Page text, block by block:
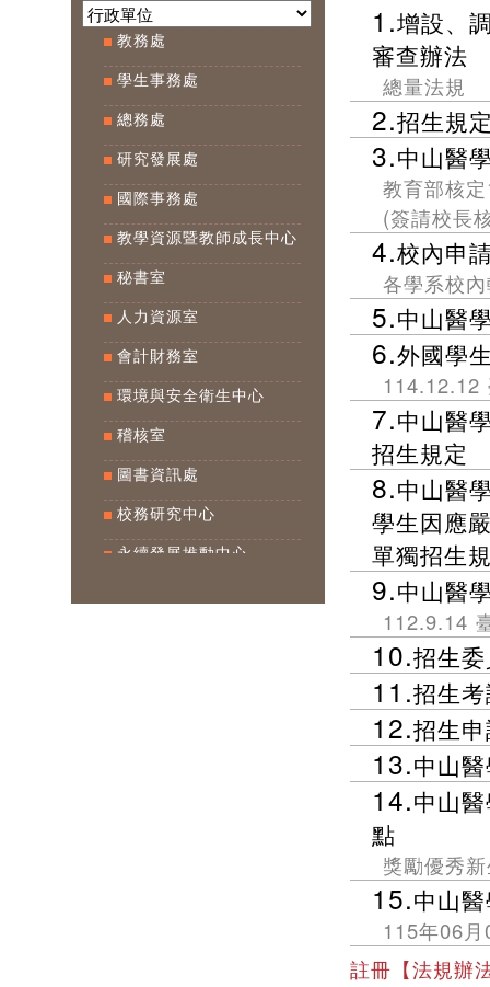
教務處
學生事務處
總務處
研究發展處
國際事務處
教學資源暨教師成長中心
秘書室
人力資源室
會計財務室
環境與安全衛生中心
稽核室
圖書資訊處
校務研究中心
永續發展推動中心
1.增設、
審查辦法
總量法規
2.招生規
3.中山醫
教育部核
(簽請校長
4.校內申
各學系校
5.中山醫
6.外國學
114.12.12
7.中山醫
招生規定
8.中山醫
學生因應
單獨招生
9.中山醫
112.9.14
10.招生
11.招生
12.招生
13.中山
14.中山
點
獎勵優秀
15.中山
115年06
註冊【法規辦